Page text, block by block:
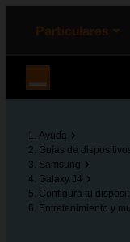
principal
la página
Particulares
Ayuda
Guías de
Samsung
Galaxy J4
Configura tu
Entretenimiento y